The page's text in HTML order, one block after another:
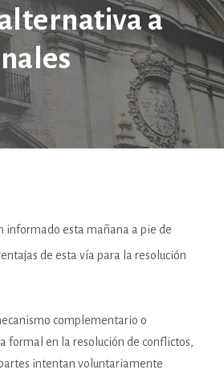
a
informado esta mañana a pie de
de esta vía para la resolución
complementario o
formal en la resolución de conflictos,
intentan voluntariamente